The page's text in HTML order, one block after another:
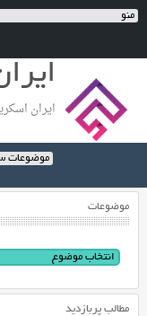
ایران
موضوعات
مطالب پربازدید